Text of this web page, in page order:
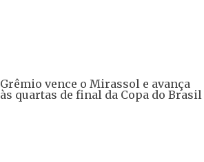
Grêmio vence o Mirassol e avança
às quartas de final da Copa do Brasil